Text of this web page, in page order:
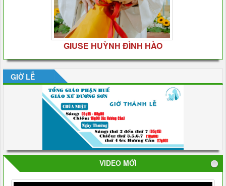
GIUSE HUỲNH ĐÌNH HÀO
GIỜ LỄ
VIDEO MỚI